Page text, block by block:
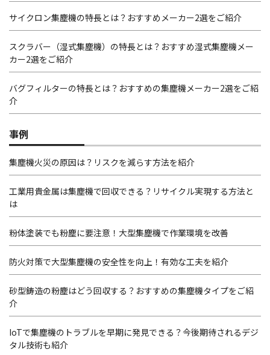
サイクロン集塵機の特長とは？おすすめメーカー2選をご紹介
スクラバー（湿式集塵機）の特長とは？おすすめ湿式集塵機メー
カー2選をご紹介
バグフィルターの特長とは？おすすめの集塵機メーカー2選をご紹
介
事例
集塵機火災の原因は？リスクを減らす方法を紹介
工業用貴金属は集塵機で回収できる？リサイクル実現する方法と
は
粉体塗装でも粉塵に要注意！大型集塵機で作業環境を改善
防火対策で大型集塵機の安全性を向上！有効な工夫を紹介
砂型鋳造の粉塵はどう回収する？おすすめの集塵機タイプをご紹
介
IoTで集塵機のトラブルを早期に発見できる？今後期待されるデジ
タル技術も紹介